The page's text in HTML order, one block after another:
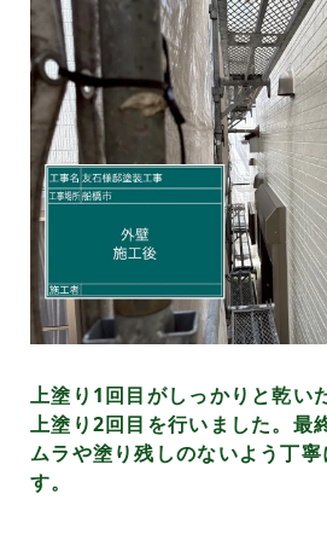
上塗り1回目がしっかりと乾い
上塗り2回目を行いました。最
ムラや塗り残しのないよう丁
す。